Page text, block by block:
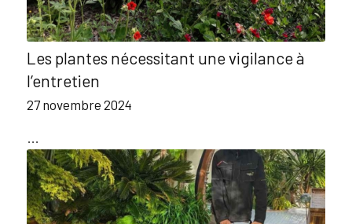
Les plantes nécessitant une vigilance à
l’entretien
27 novembre 2024